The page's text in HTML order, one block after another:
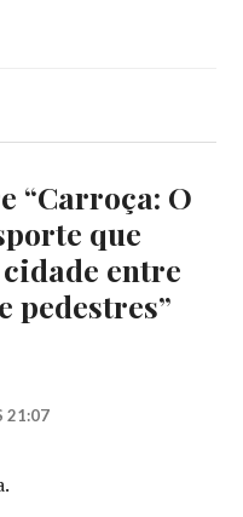
“Carroça: O
que
entre
pedestres”
21:07